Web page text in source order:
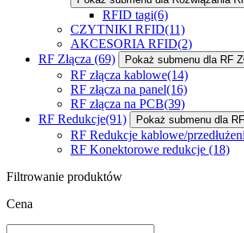
RFID tagi(6)
CZYTNIKI RFID(11)
AKCESORIA RFID(2)
RF Złącza (69) Pokaż submenu dla RF
RF złącza kablowe(14)
RF złącza na panel(16)
RF złącza na PCB(39)
RF Redukcje(91) Pokaż submenu dla
RF Redukcje kablowe/
RF Konektorowe redukcje (18)
Filtrowanie produktów
Cena